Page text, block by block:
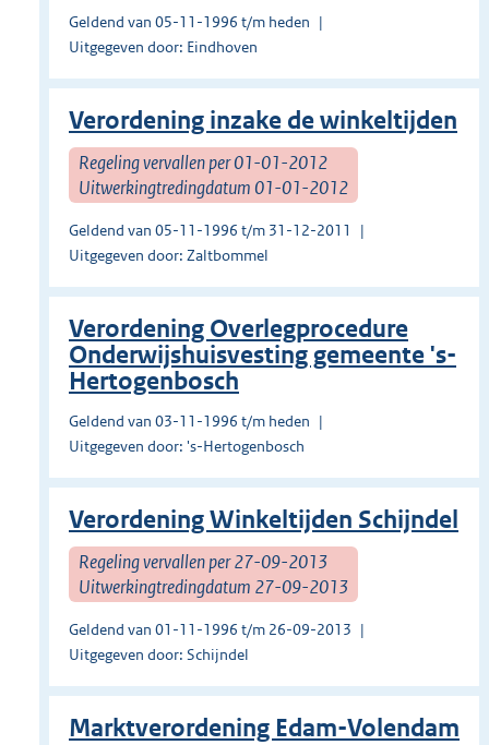
Geldend van 05-11-1996 t/m heden
Uitgegeven door: Eindhoven
Verordening inzake de winkeltijden
Regeling vervallen per 01-01-2012
Uitwerkingtredingdatum 01-01-2012
Geldend van 05-11-1996 t/m 31-12-2011
Uitgegeven door: Zaltbommel
Verordening Overlegprocedure
Onderwijshuisvesting gemeente 's-
Hertogenbosch
Geldend van 03-11-1996 t/m heden
Uitgegeven door: 's-Hertogenbosch
Verordening Winkeltijden Schijndel
Regeling vervallen per 27-09-2013
Uitwerkingtredingdatum 27-09-2013
Geldend van 01-11-1996 t/m 26-09-2013
Uitgegeven door: Schijndel
Marktverordening Edam-Volendam